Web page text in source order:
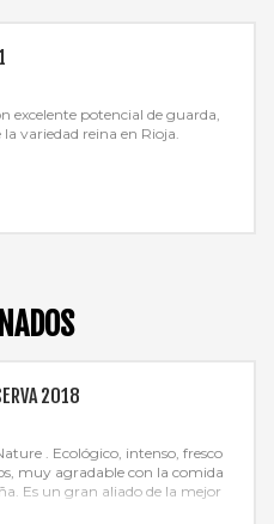
excelente potencial de guarda,
variedad reina en Rioja.
2018
. Ecológico, intenso, fresco
muy agradable con la comida
Es un gran aliado de la mejor